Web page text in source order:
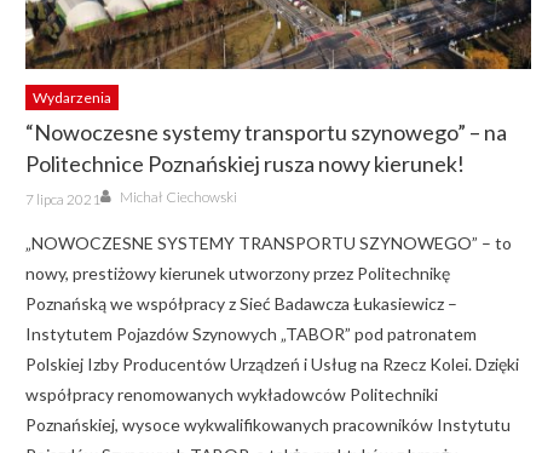
Wydarzenia
“Nowoczesne systemy transportu szynowego” – na
Politechnice Poznańskiej rusza nowy kierunek!
Posted
on
7 lipca 2021 Author
Michał Ciechowski
„NOWOCZESNE SYSTEMY TRANSPORTU SZYNOWEGO” – to
nowy, prestiżowy kierunek utworzony przez Politechnikę
Poznańską we współpracy z Sieć Badawcza Łukasiewicz –
Instytutem Pojazdów Szynowych „TABOR” pod patronatem
Polskiej Izby Producentów Urządzeń i Usług na Rzecz Kolei. Dzięki
współpracy renomowanych wykładowców Politechniki
Poznańskiej, wysoce wykwalifikowanych pracowników Instytutu